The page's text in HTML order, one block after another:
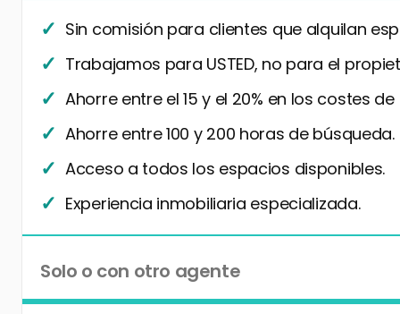
Sin comisión para clientes que alquilan
Trabajamos para USTED, no para el
Ahorre entre el 15 y el 20% en los costes
Ahorre entre 100 y 200 horas de búsqueda.
Acceso a todos los espacios disponibles.
Experiencia inmobiliaria especializada.
Solo o con otro agente